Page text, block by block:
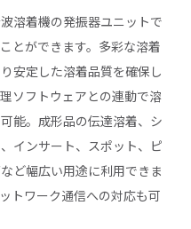
溶着機の発振器ユニットで
とができます。多彩な溶着
安定した溶着品質を確保し
ソフトウェアとの連動で溶
能。成形品の伝達溶着、シ
インサート、スポット、ピ
ど幅広い用途に利用できま
トワーク通信への対応も可